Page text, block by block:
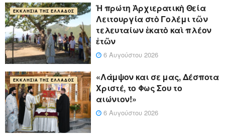
ΕΚΚΛΗΣΊΑ ΤΗΣ ΕΛΛΆΔΟΣ
Ἡ πρώτη Ἀρχιερατικὴ Θεία
Λειτουργία στὸ Γολέμι τῶν
τελευταίων ἑκατὸ καὶ πλέον
ἐτῶν
6 Αυγούστου 2026
ΕΚΚΛΗΣΊΑ ΤΗΣ ΕΛΛΆΔΟΣ
«Λάμψον και σε μας, Δέσποτα
Χριστέ, το Φως Σου το
αιώνιον!»
6 Αυγούστου 2026